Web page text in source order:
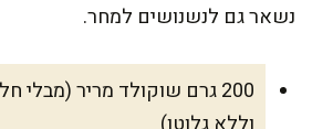
נשאר גם לנשנושים למחר.
200 גרם שוקולד מריר (מבלי